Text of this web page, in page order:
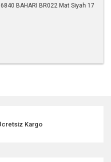
BAHARI BR022 Mat Siyah 17
görüntülenemiyor.
Kargo